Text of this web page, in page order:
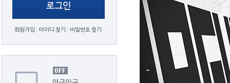
회원가입 아이디 찾기 비밀번호 찾기